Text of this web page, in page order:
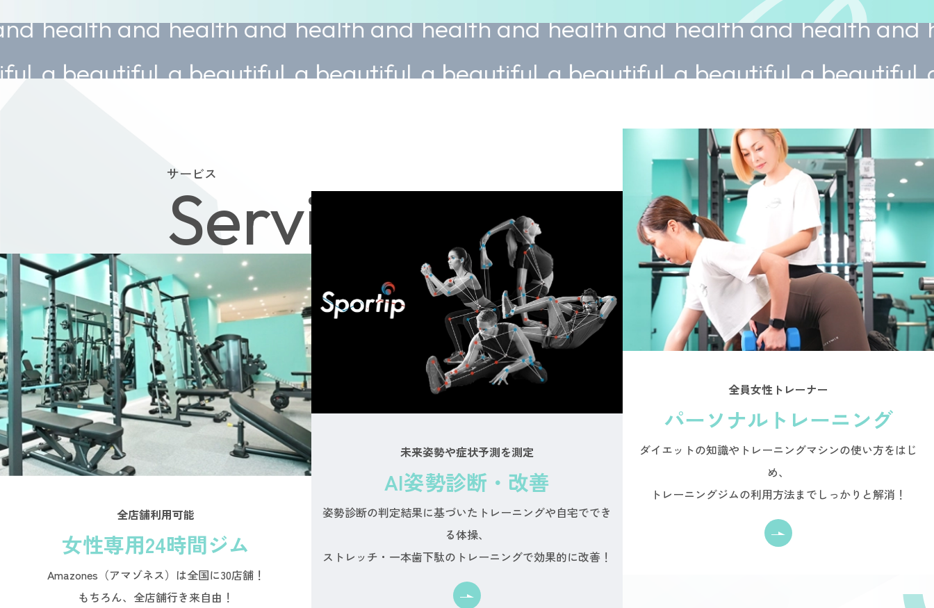
and health and
a beautiful
health and
a beautiful
health and
a beautiful
health and
a beautiful
health and
a beautiful
health and
a beautiful
health
a
サービス
Service
全店舗利用可能
女性専用24時間ジム
Amazones（アマゾネス）は全国に30店舗！
もちろん、全店舗行き来自由！
未来姿勢や症状予測を測定
AI姿勢診断・改善
姿勢診断の判定結果に基づいたトレーニングや自宅ででき
る体操、
ストレッチ・一本歯下駄のトレーニングで効果的に改善！
全員女性トレーナー
パーソナルトレーニング
ダイエットの知識やトレーニングマシンの使い方をはじ
め、
トレーニングジムの利用方法までしっかりと解消！